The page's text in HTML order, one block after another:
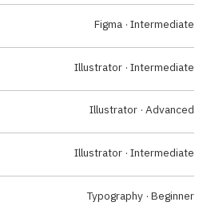
Figma · Intermediate
Illustrator · Intermediate
Illustrator · Advanced
Illustrator · Intermediate
Typography · Beginner